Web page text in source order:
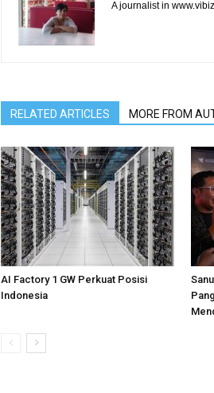
A journalist in
RELATED ARTICLES MORE FROM
AI Factory 1 GW Perkuat Posisi
Indonesia